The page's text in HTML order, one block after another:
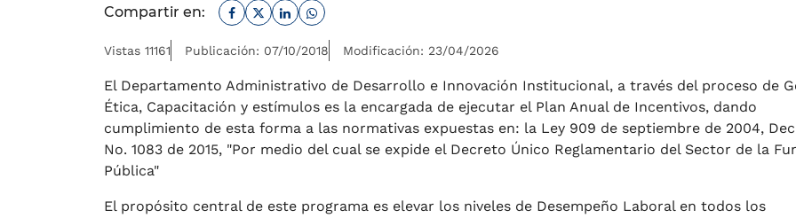
Compartir en: Facebook
TwitterLinkedinWhatsapp
Vistas 11161 Publicación: 07/10/2018 Modificación: 23/04/2026
El Departamento Administrativo de Desarrollo e Innovación Institucional, a través del proceso de
Ética, Capacitación y estímulos es la encargada de ejecutar el Plan Anual de Incentivos, dando
cumplimiento de esta forma a las normativas expuestas en: la Ley 909 de septiembre de 2004,
No. 1083 de 2015, "Por medio del cual se expide el Decreto Único Reglamentario del Sector de la
Pública"
El propósito central de este programa es elevar los niveles de Desempeño Laboral en todos los